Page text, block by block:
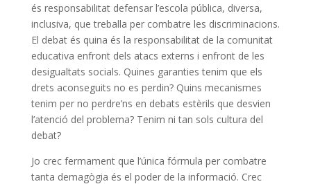
és responsabilitat defensar l’escola pública, diversa,
inclusiva, que treballa per combatre les discriminacions.
El debat és quina és la responsabilitat de la comunitat
educativa enfront dels atacs externs i enfront de les
desigualtats socials. Quines garanties tenim que els
drets aconseguits no es perdin? Quins mecanismes
tenim per no perdre’ns en debats estèrils que desvien
l’atenció del problema? Tenim ni tan sols cultura del
debat?
Jo crec fermament que l’única fórmula per combatre
tanta demagògia és el poder de la informació. Crec